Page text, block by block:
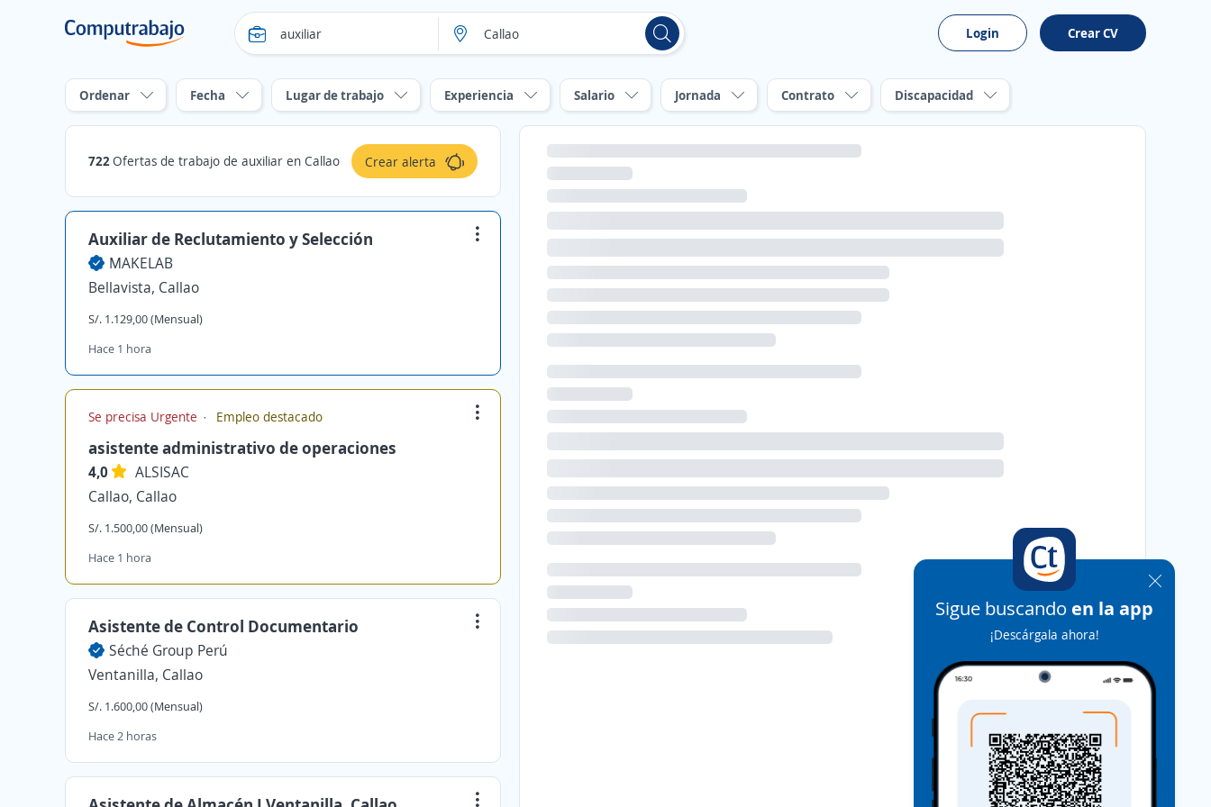
Login Crear CV
Ordenar Fecha Lugar de trabajo Experiencia Salario Jornada Contrato Discapacidad
722Ofertas de trabajo de auxiliar en Callao Crear alerta
Auxiliar de Reclutamiento y Selección
MAKELAB
Bellavista, Callao
S/. 1.129,00 (Mensual)
Hace 1 hora
Se precisa Urgente Empleo destacado
asistente administrativo de operaciones
4,0
ALSISAC
Callao, Callao
S/. 1.500,00 (Mensual)
Hace 1 hora
Asistente de Control Documentario
Séché Group Perú
Ventanilla, Callao
S/. 1.600,00 (Mensual)
Hace 2 horas
Sigue buscando en la app
¡Descárgala ahora!